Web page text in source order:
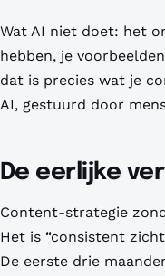
Wat AI niet doet: het
hebben, je
dat is precies wat je
AI, gestuurd door
De eerlijke
Content-strategie
Het is “consistent
De eerste drie